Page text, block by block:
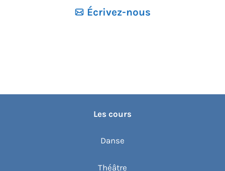
Écrivez-nous
Les cours
Danse
Théâtre